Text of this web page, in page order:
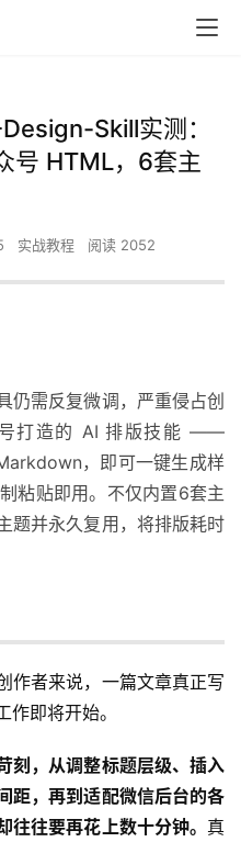
Skill实测：
号 HTML，6套主
实战教程 阅读 2052
仍需反复微调，严重侵占创
打造的 AI 排版技能 ——
，即可一键生成样
粘贴即用。不仅内置6套主
题并永久复用，将排版耗时
作者来说，一篇文章真正写
即将开始。
刻，从调整标题层级、插入
距，再到适配微信后台的各
往要再花上数十分钟。 真